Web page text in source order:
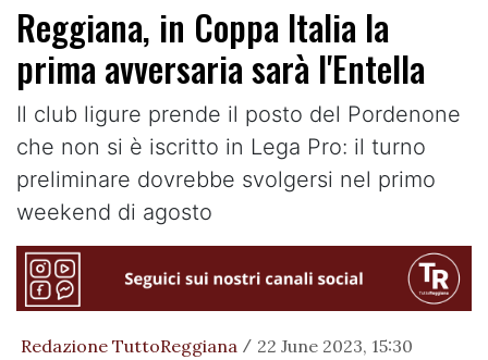
Reggiana, in Coppa Italia la
prima avversaria sarà l'Entella
Il club ligure prende il posto del Pordenone
che non si è iscritto in Lega Pro: il turno
preliminare dovrebbe svolgersi nel primo
weekend di agosto
Redazione TuttoReggiana / 22 June 2023, 15:30